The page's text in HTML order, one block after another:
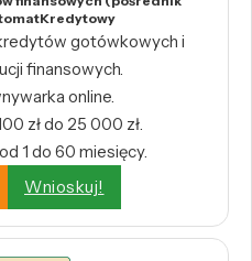
gotówkowych i
finansowych.
online.
zł do 25 000 zł.
1 do 60 miesięcy.
Wnioskuj!